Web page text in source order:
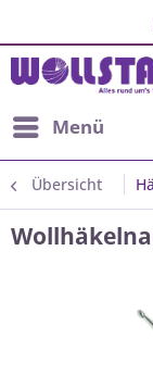
Menü
Übersicht